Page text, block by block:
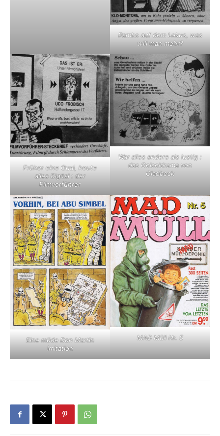
Rambo auf dem Lokus, was
will man mehr?
Früher eine Qual, heute
alles Digital : der
Filmvorführer
War alles andere als lustig :
das Geiseldrama von
Gladbeck
Eine müde Don Martin
imitation
MAD Müll Nr. 5